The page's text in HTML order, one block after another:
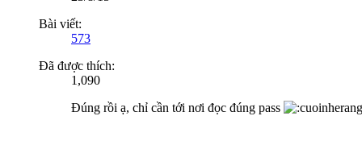
Bài viết:
573
Đã được thích:
1,090
Đúng rồi ạ, chỉ cần tới nơi đọc đúng pass